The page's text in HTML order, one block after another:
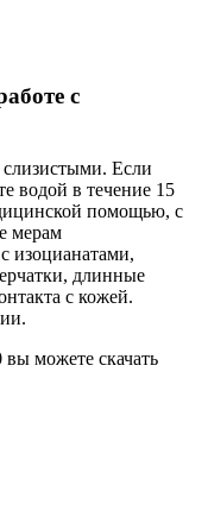
с
слизистыми. Если
водой в течение 15
помощью, с
мерам
изоцианатами,
длинные
с кожей.
можете скачать